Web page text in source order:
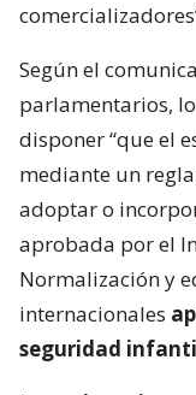
Según el
parlamentarios,
disponer “que el
mediante un
adoptar o
aprobada por el
Normalización y
internacionales
seguridad